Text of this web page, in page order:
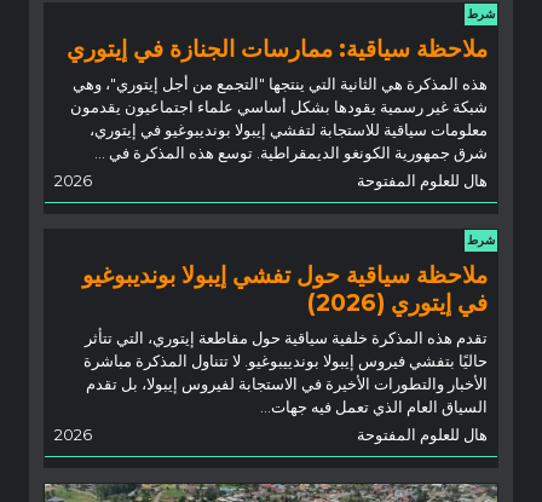
شرط
ملاحظة سياقية: ممارسات الجنازة في إيتوري
هذه المذكرة هي الثانية التي ينتجها "التجمع من أجل إيتوري"، وهي
شبكة غير رسمية يقودها بشكل أساسي علماء اجتماعيون يقدمون
معلومات سياقية للاستجابة لتفشي إيبولا بونديبوغيو في إيتوري،
شرق جمهورية الكونغو الديمقراطية. توسع هذه المذكرة في ...
هال للعلوم المفتوحة
2026
شرط
ملاحظة سياقية حول تفشي إيبولا بونديبوغيو
في إيتوري (2026)
تقدم هذه المذكرة خلفية سياقية حول مقاطعة إيتوري، التي تتأثر
حاليًا بتفشي فيروس إيبولا بوندييبوغيو. لا تتناول المذكرة مباشرة
الأخبار والتطورات الأخيرة في الاستجابة لفيروس إيبولا، بل تقدم
السياق العام الذي تعمل فيه جهات...
هال للعلوم المفتوحة
2026